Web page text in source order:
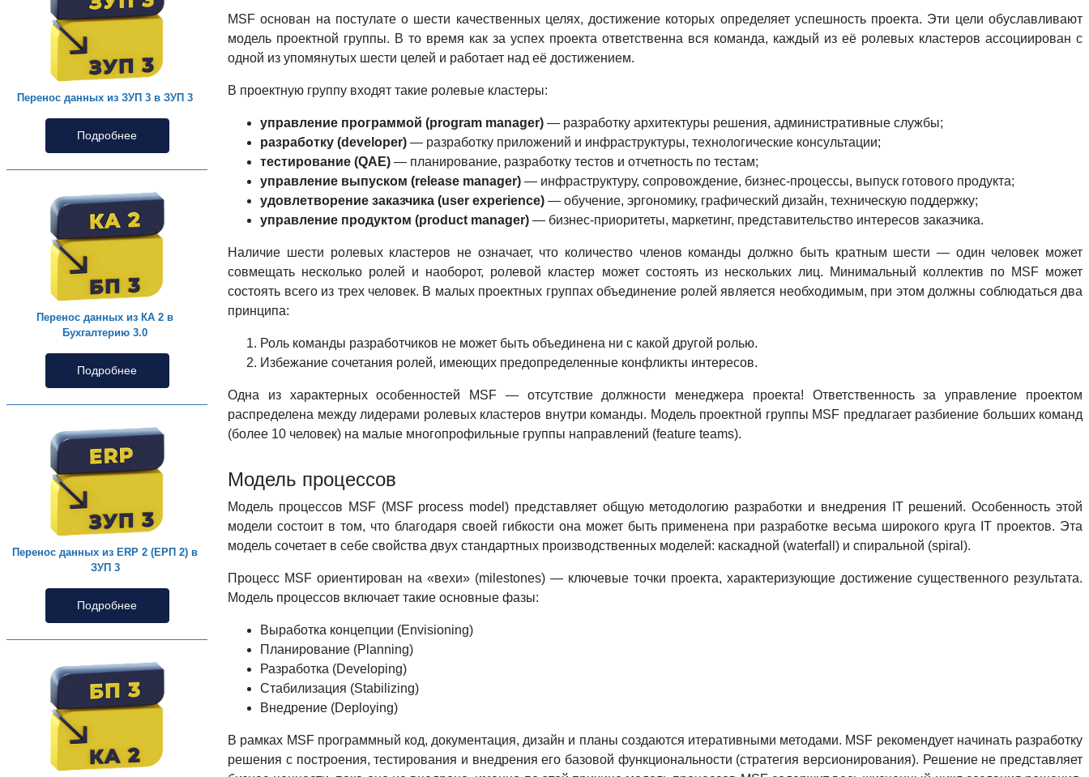
Перенос данных из ЗУП 3 в ЗУП 3
Подробнее
Перенос данных из КА 2 в
Бухгалтерию 3.0
Подробнее
Перенос данных из ERP 2 (ЕРП 2) в
ЗУП 3
Подробнее
MSF основан на постулате о шести качественных целях, достижение которых определяет успешность проекта. Эти цели обуславливают
модель проектной группы. В то время как за успех проекта ответственна вся команда, каждый из её ролевых кластеров ассоциирован с
одной из упомянутых шести целей и работает над её достижением.
В проектную группу входят такие ролевые кластеры:
управление программой (program manager) — разработку архитектуры решения, административные службы;
разработку (developer) — разработку приложений и инфраструктуры, технологические консультации;
тестирование (QAE) — планирование, разработку тестов и отчетность по тестам;
управление выпуском (release manager) — инфраструктуру, сопровождение, бизнес-процессы, выпуск готового продукта;
удовлетворение заказчика (user experience) — обучение, эргономику, графический дизайн, техническую поддержку;
управление продуктом (product manager) — бизнес-приоритеты, маркетинг, представительство интересов заказчика.
Наличие шести ролевых кластеров не означает, что количество членов команды должно быть кратным шести — один человек может
совмещать несколько ролей и наоборот, ролевой кластер может состоять из нескольких лиц. Минимальный коллектив по MSF может
состоять всего из трех человек. В малых проектных группах объединение ролей является необходимым, при этом должны соблюдаться два
принципа:
Роль команды разработчиков не может быть объединена ни с какой другой ролью.
Избежание сочетания ролей, имеющих предопределенные конфликты интересов.
Одна из характерных особенностей MSF — отсутствие должности менеджера проекта! Ответственность за управление проектом
распределена между лидерами ролевых кластеров внутри команды. Модель проектной группы MSF предлагает разбиение больших команд
(более 10 человек) на малые многопрофильные группы направлений (feature teams).
Модель процессов
Модель процессов MSF (MSF process model) представляет общую методологию разработки и внедрения IT решений. Особенность этой
модели состоит в том, что благодаря своей гибкости она может быть применена при разработке весьма широкого круга IT проектов. Эта
модель сочетает в себе свойства двух стандартных производственных моделей: каскадной (waterfall) и спиральной (spiral).
Процесс MSF ориентирован на «вехи» (milestones) — ключевые точки проекта, характеризующие достижение существенного результата.
Модель процессов включает такие основные фазы:
Выработка концепции (Envisioning)
Планирование (Planning)
Разработка (Developing)
Стабилизация (Stabilizing)
Внедрение (Deploying)
В рамках MSF программный код, документация, дизайн и планы создаются итеративными методами. MSF рекомендует начинать разработку
решения с построения, тестирования и внедрения его базовой функциональности (стратегия версионирования). Решение не представляет